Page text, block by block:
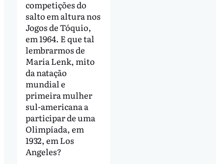
competições do
salto em altura nos
Jogos de Tóquio,
em 1964. E que tal
lembrarmos de
Maria Lenk, mito
da natação
mundial e
primeira mulher
sul-americana a
participar de uma
Olimpíada, em
1932, em Los
Angeles?